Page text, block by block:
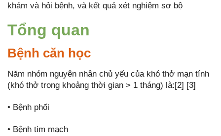
khám và hỏi bệnh, và kết quả xét nghiệm sơ bộ
Tổng quan
Bệnh căn học
Năm nhóm nguyên nhân chủ yếu của khó thở mạn tính
(khó thở trong khoảng thời gian > 1 tháng) là:[2] [3]
• Bệnh phổi
• Bệnh tim mạch